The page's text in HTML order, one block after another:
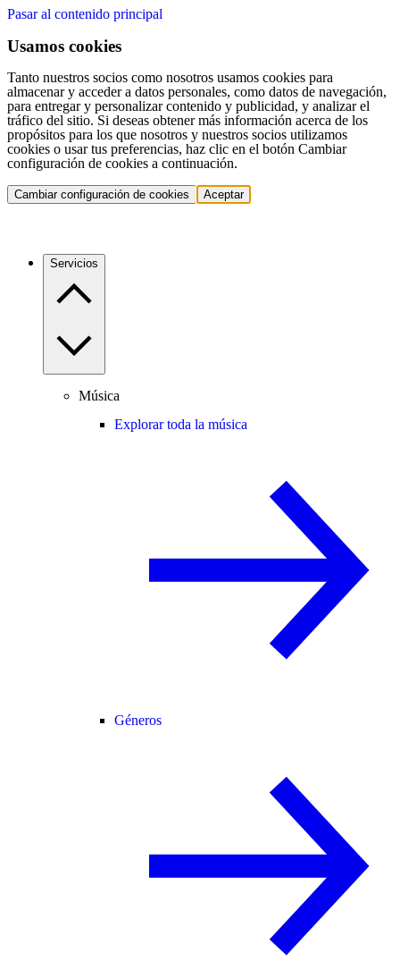
Pasar al contenido principal
Usamos cookies
Tanto nuestros socios como nosotros usamos cookies para
almacenar y acceder a datos personales, como datos de navegación,
para entregar y personalizar contenido y publicidad, y analizar el
tráfico del sitio. Si deseas obtener más información acerca de los
propósitos para los que nosotros y nuestros socios utilizamos
cookies o usar tus preferencias, haz clic en el botón Cambiar
configuración de cookies a continuación.
Cambiar configuración de cookies Aceptar
Servicios
Música
Explorar toda la música
Géneros